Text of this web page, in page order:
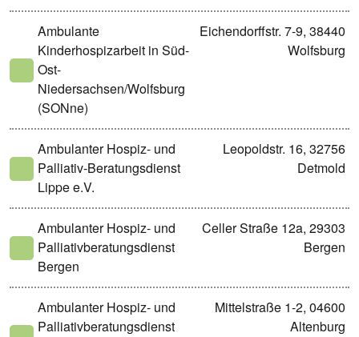
Ambulante
Kinderhospizarbeit in Süd-
Ost-
Niedersachsen/Wolfsburg
(SONne)
Eichendorffstr. 7-9, 38440
Wolfsburg
Ambulanter Hospiz- und
Palliativ-Beratungsdienst
Lippe e.V.
Leopoldstr. 16, 32756
Detmold
Ambulanter Hospiz- und
Palliativberatungsdienst
Bergen
Celler Straße 12a, 29303
Bergen
Ambulanter Hospiz- und
Palliativberatungsdienst
Mittelstraße 1-2, 04600
Altenburg